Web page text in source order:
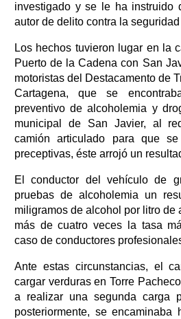
investigado y se le ha instruido
autor de delito contra la
Los hechos tuvieron lugar en la
Puerto de la Cadena con San
motoristas del Destacamento de
Cartagena, que se
preventivo de alcoholemia y
municipal de San Javier, al
camión articulado para que
preceptivas, éste arrojó un
El conductor del vehículo de
pruebas de alcoholemia un
miligramos de alcohol por litro de
más de cuatro veces la tasa
caso de conductores
Ante estas circunstancias, el
cargar verduras en Torre
a realizar una segunda carga
posteriormente, se encaminaba